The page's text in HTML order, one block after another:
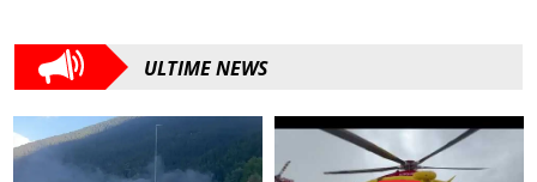
ULTIME NEWS